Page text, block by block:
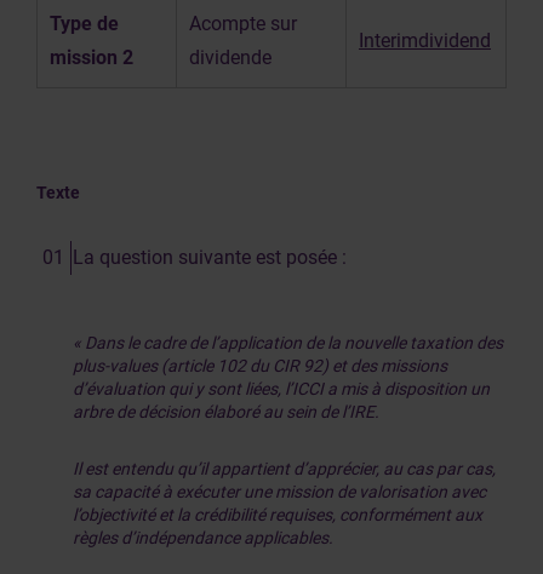
Type de
mission 2
Acompte sur
dividende
Interimdividend
Texte
La question suivante est posée :
« Dans le cadre de l’application de la nouvelle taxation des
plus-values (article 102 du CIR 92) et des missions
d’évaluation qui y sont liées, l’ICCI a mis à disposition un
arbre de décision élaboré au sein de l’IRE.
Il est entendu qu’il appartient d’apprécier, au cas par cas,
sa capacité à exécuter une mission de valorisation avec
l’objectivité et la crédibilité requises, conformément aux
règles d’indépendance applicables.